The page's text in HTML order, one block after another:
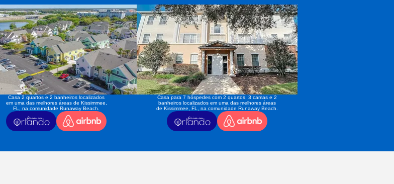
Casa 2 quartos e 2 banheiros localizados
em uma das melhores áreas de Kissimmee,
FL, na comunidade Runaway Beach.
Casa para 7 hóspedes com 2 quartos, 3 camas e 2
banheiros localizados em uma das melhores áreas
de Kissimmee, FL, na comunidade Runaway Beach.